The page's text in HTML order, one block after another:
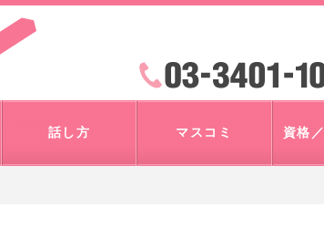
「アナウンサー・マスコミを目指すなら"ア
検索
話し方 マスコミ 資格